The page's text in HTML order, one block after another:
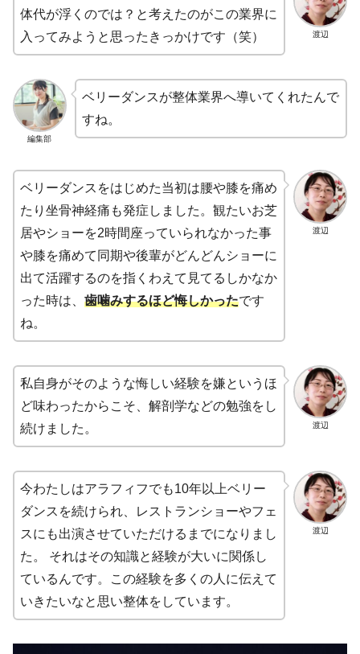
渡辺
体代が浮くのでは？と考えたのがこの業界に
入ってみようと思ったきっかけです（笑）
編集部
ベリーダンスが整体業界へ導いてくれたんで
すね。
渡辺
ベリーダンスをはじめた当初は腰や膝を痛め
たり坐骨神経痛も発症しました。観たいお芝
居やショーを2時間座っていられなかった事
や膝を痛めて同期や後輩がどんどんショーに
出て活躍するのを指くわえて見てるしかなか
った時は、 歯噛みするほど悔しかったです
ね。
渡辺
私自身がそのような悔しい経験を嫌というほ
ど味わったからこそ、解剖学などの勉強をし
続けました。
渡辺
今わたしはアラフィフでも10年以上ベリー
ダンスを続けられ、レストランショーやフェ
スにも出演させていただけるまでになりまし
た。 それはその知識と経験が大いに関係し
ているんです。この経験を多くの人に伝えて
いきたいなと思い整体をしています。